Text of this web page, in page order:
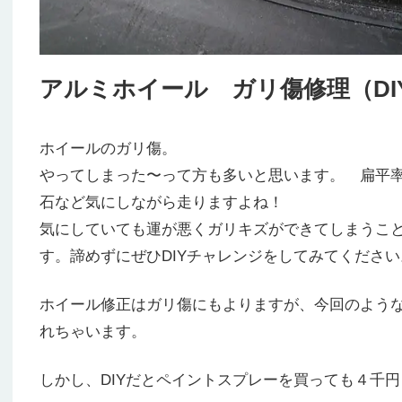
アルミホイール ガリ傷修理（
ホイールのガリ傷。
やってしまった〜って方も多いと思います。 扁平
石など気にしながら走りますよね！
気にしていても運が悪くガリキズができてしまうこ
す。諦めずにぜひDIYチャレンジをしてみてくださ
ホイール修正はガリ傷にもよりますが、今回のよう
れちゃいます。
しかし、DIYだとペイントスプレーを買っても４千